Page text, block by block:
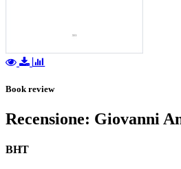
Book review
Recensione: Giovanni
BHT